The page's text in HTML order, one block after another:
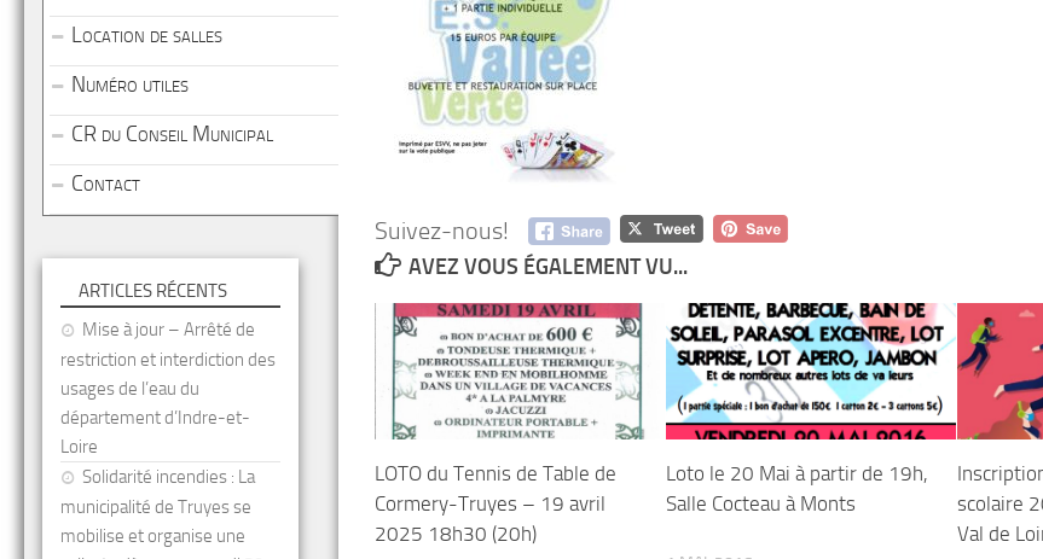
Suivez-nous!
AVEZ VOUS ÉGALEMENT VU...
LOTO du Tennis de Table de
Cormery-Truyes – 19 avril
2025 18h30 (20h)
Loto le 20 Mai à partir de 19h,
Salle Cocteau à Monts
scolaire
Val de
Location de salles
Numéro utiles
CR du Conseil Municipal
Contact
ARTICLES RÉCENTS
Mise à jour – Arrêté de
restriction et interdiction des
usages de l’eau du
département d’Indre-et-
Loire
Solidarité incendies : La
municipalité de Truyes se
mobilise et organise une